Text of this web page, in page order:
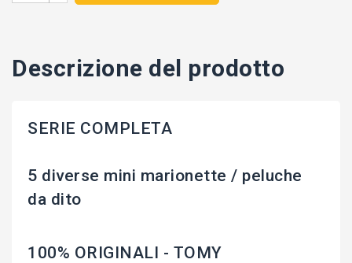
Descrizione del prodotto
SERIE COMPLETA
5 diverse mini marionette / peluche
da dito
100% ORIGINALI - TOMY